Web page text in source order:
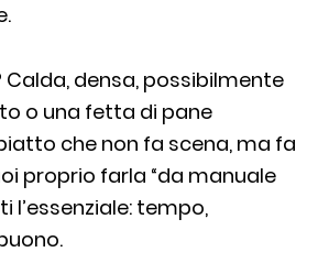
densa, possibilmente
o una fetta di pane
che non fa scena, ma fa
proprio farla “da manuale
l’essenziale: tempo,